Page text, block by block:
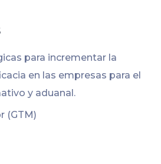
para incrementar la
en las empresas para el
y aduanal.
(GTM)